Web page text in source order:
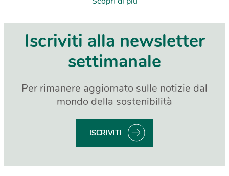
Iscriviti alla newsletter
settimanale
Per rimanere aggiornato sulle notizie dal
mondo della sostenibilità
ISCRIVITI